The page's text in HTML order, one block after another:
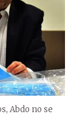
Abdo no se